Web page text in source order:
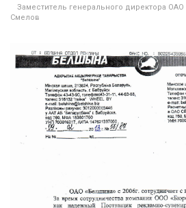
Заместитель генерального директора ОАО
Смелов